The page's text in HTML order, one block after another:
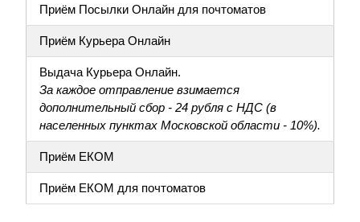
Приём Посылки Онлайн для почтоматов
Приём Курьера Онлайн
Выдача Курьера Онлайн.
За каждое отправление взимается
дополнительный сбор - 24 рубля с НДС (в
населенных пунктах Московской области - 10%).
Приём ЕКОМ
Приём ЕКОМ для почтоматов